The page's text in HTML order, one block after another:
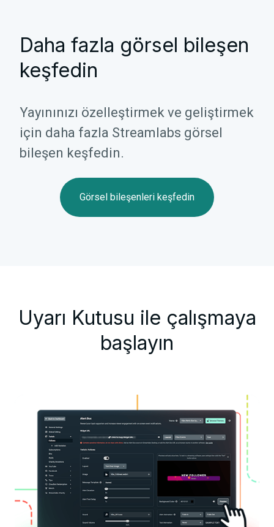
Daha fazla görsel bileşen
keşfedin
Yayınınızı özelleştirmek ve geliştirmek
için daha fazla Streamlabs görsel
bileşen keşfedin.
Görsel bileşenleri keşfedin
Uyarı Kutusu ile çalışmaya
başlayın